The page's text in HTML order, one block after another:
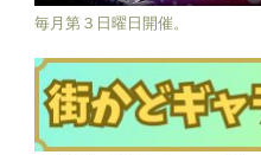
毎月第３日曜日開催。